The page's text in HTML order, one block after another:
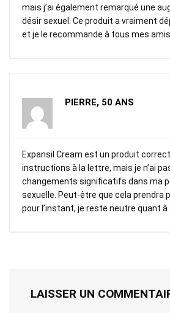
mais j’ai également remarqué une
désir sexuel. Ce produit a vraiment
et je le recommande à tous mes amis.
PIERRE, 50 ANS
Expansil Cream est un produit
instructions à la lettre, mais je n’ai
changements significatifs dans ma
sexuelle. Peut-être que cela prendra
pour l’instant, je reste neutre quant à
LAISSER UN